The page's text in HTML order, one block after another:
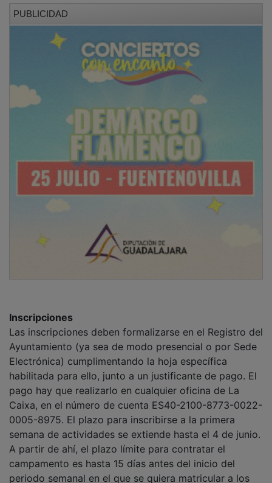
Las inscripciones deben formalizarse en el Registro del
Ayuntamiento (ya sea de modo presencial o por Sede
Electrónica) cumplimentando la hoja específica
habilitada para ello, junto a un justificante de pago. El
pago hay que realizarlo en cualquier oficina de La
Caixa, en el número de cuenta ES40-2100-8773-0022-
0005-8975. El plazo para inscribirse a la primera
semana de actividades se extiende hasta el 4 de junio.
A partir de ahí, el plazo límite para contratar el
campamento es hasta 15 días antes del inicio del
periodo semanal en el que se quiera matricular a los
niños/as a lo largo de todo el verano.